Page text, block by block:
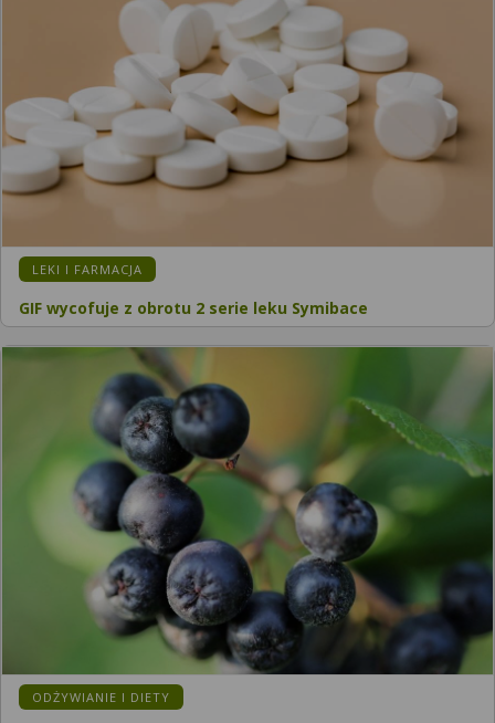
KATEGORIA:
LEKI I FARMACJA
GIF wycofuje z obrotu 2 serie leku Symibace
KATEGORIA:
ODŻYWIANIE I DIETY